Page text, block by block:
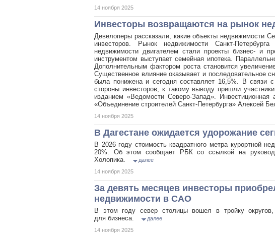
14 ноября 2025
Инвесторы возвращаются на рынок
Девелоперы рассказали, какие объекты недвижимости
инвесторов. Рынок недвижимости Санкт-
недвижимости двигателем стали проекты бизнес- и
инструментом выступает семейная ипотека.
Дополнительным фактором роста становится
Существенное влияние оказывает и последовательное
была понижена и сегодня составляет 16,5%. В связи
стороны инвесторов, к такому выводу пришли
изданием «Ведомости Северо-Запад». Инвестиционная
«Объединение строителей Санкт-Петербурга» Алексей
14 ноября 2025
В Дагестане ожидается удорожание
В 2026 году стоимость квадратного метра курортной
20%. Об этом сообщает РБК со ссылкой на
Холопика.
далее
14 ноября 2025
За девять месяцев инвесторы
недвижимости в САО
В этом году север столицы вошел в тройку
для бизнеса.
далее
14 ноября 2025